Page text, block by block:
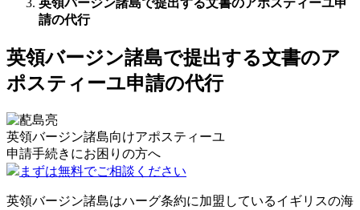
英領バージン諸島で提出する文書のアポスティーユ申
請の代行
英領バージン諸島で提出する文書のア
ポスティーユ申請の代行
英領バージン諸島向けアポスティーユ
申請手続きにお困りの方へ
まずは無料でご相談ください
英領バージン諸島はハーグ条約に加盟しているイギリスの海